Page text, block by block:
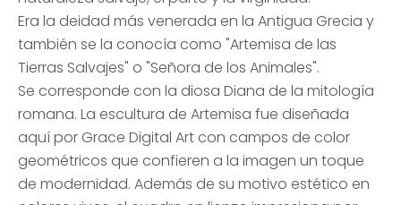
Era la deidad más venerada en la Antigua Grecia y
también se la conocía como "Artemisa de las
Tierras Salvajes" o "Señora de los Animales".
Se corresponde con la diosa Diana de la mitología
romana. La escultura de Artemisa fue diseñada
aquí por Grace Digital Art con campos de color
geométricos que confieren a la imagen un toque
de modernidad. Además de su motivo estético en